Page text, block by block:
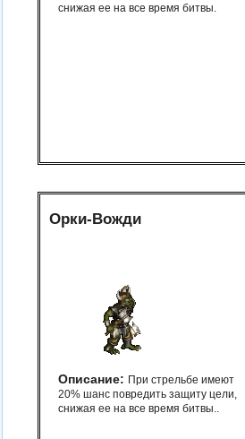
снижая ее на все время битвы.
Орки-Вожди
Описание: При стрельбе имеют
20% шанс повредить защиту цели,
снижая ее на все время битвы..